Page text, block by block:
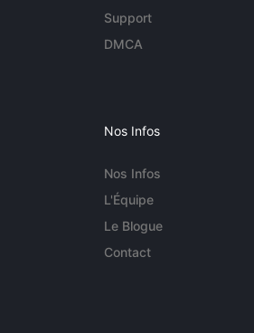
Support
DMCA
Nos Infos
Nos Infos
L'Équipe
Le Blogue
Contact